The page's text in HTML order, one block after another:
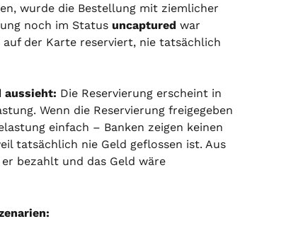
wurde die Bestellung mit ziemlicher
noch im Status uncaptured war
der Karte reserviert, nie tatsächlich
aussieht: Die Reservierung erscheint in
Wenn die Reservierung freigegeben
einfach – Banken zeigen keinen
tatsächlich nie Geld geflossen ist. Aus
bezahlt und das Geld wäre